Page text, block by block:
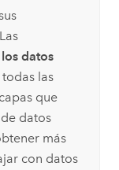
datos
las
que
datos
más
con datos